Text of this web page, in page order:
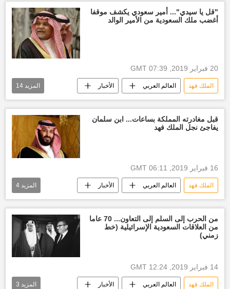
"قل يا سيدي"... أمير سعودي يكشف موقفا
أغضب ملك السعودية من الأمير الوالد
20 فبراير 2019, 07:39 GMT
الملك فهد العالم العربي الأخبار
أخبار قطر اليوم أخبار السعودية اليوم
الشيخ حمد بن جاسم آل ثاني
الشيخ خليفة بن حمد آل ثاني أمير قطر الأسبق
الديوان الملكي السعودي
الديوان الأميري القطري أزمة مقاطعة قطر
أخبار العالم الآن العلاقات السعودية القطرية
القمة الخليجية أخبار الكويت اليوم
المزيد 14
قبل مغادرته المملكة بساعات... ابن سلمان
يفاجئ نجل الملك فهد
16 فبراير 2019, 06:11 GMT
الملك فهد العالم العربي الأخبار
أخبار السعودية اليوم ولي العهد محمد بن سلمان
الديوان الملكي السعودي
أخبار ولي العهد السعودي
المزيد 4
من الحرب إلى السلم إلى التعاون... 70 عاما
من العلاقات السعودية الإسرائيلية (خط
زمني)
14 فبراير 2019, 12:24 GMT
الملك فهد العالم العربي الأخبار المزيد 3